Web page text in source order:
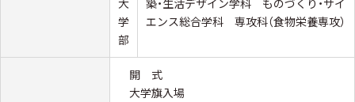
大
学
部
築・生活デザイン学科 ものづくり・サイ
エンス総合学科 専攻科（食物栄養専攻）
開 式
大学旗入場